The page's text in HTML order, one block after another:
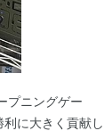
プニングゲー
に大きく貢献し